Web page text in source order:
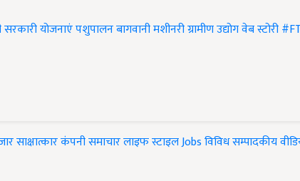
सरकारी योजनाएंपशुपालनबागवानीमशीनरीग्रामीण उद्योगवेब स्टोरी
साक्षात्कारकंपनी समाचारलाइफ स्टाइलJobsविविधसम्पादकीय